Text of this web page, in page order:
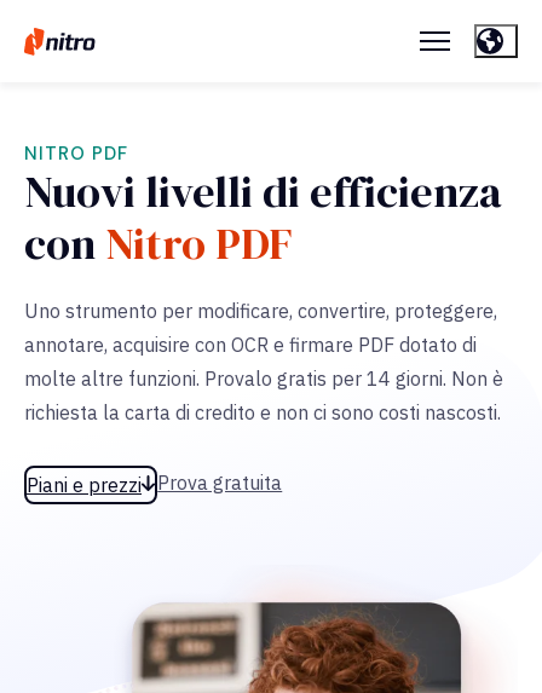
NITRO PDF
Nuovi livelli di efficienza
conNitro PDF
Uno strumento per modificare, convertire, proteggere,
annotare, acquisire con OCR e firmare PDF dotato di
molte altre funzioni. Provalo gratis per 14 giorni. Non è
richiesta la carta di credito e non ci sono costi nascosti.
Piani e prezzi Prova gratuita